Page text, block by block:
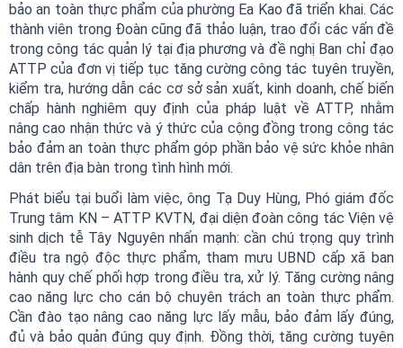
bảo an toàn thực phẩm của phường Ea Kao đã triển khai. Các
thành viên trong Đoàn cũng đã thảo luận, trao đổi các vấn đề
trong công tác quản lý tại địa phương và đề nghị Ban chỉ đạo
ATTP của đơn vị tiếp tục tăng cường công tác tuyên truyền,
kiểm tra, hướng dẫn các cơ sở sản xuất, kinh doanh, chế biến
chấp hành nghiêm quy định của pháp luật về ATTP, nhằm
nâng cao nhận thức và ý thức của cộng đồng trong công tác
bảo đảm an toàn thực phẩm góp phần bảo vệ sức khỏe nhân
dân trên địa bàn trong tình hình mới.
Phát biểu tại buổi làm việc, ông Tạ Duy Hùng, Phó giám đốc
Trung tâm KN – ATTP KVTN, đại diện đoàn công tác Viện vệ
sinh dịch tễ Tây Nguyên nhấn mạnh: cần chú trọng quy trình
điều tra ngộ độc thực phẩm, tham mưu UBND cấp xã ban
hành quy chế phối hợp trong điều tra, xử lý. Tăng cường nâng
cao năng lực cho cán bộ chuyên trách an toàn thực phẩm.
Cần đào tạo nâng cao năng lực lấy mẫu, bảo đảm lấy đúng,
đủ và bảo quản đúng quy định. Đồng thời, tăng cường tuyên